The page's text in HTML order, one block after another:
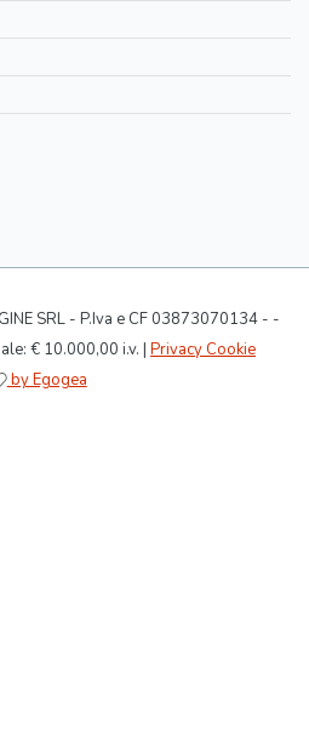
SRL - P.Iva e CF 03873070134 - -
€ 10.000,00 i.v. | Privacy Cookie
by Egogea